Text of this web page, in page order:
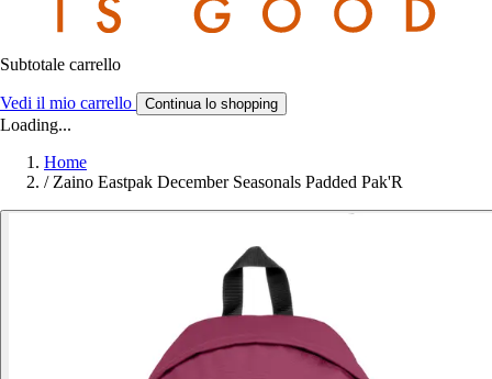
Subtotale carrello
Vedi il mio carrello Continua lo shopping
Loading...
Home
/ Zaino Eastpak December Seasonals Padded Pak'R